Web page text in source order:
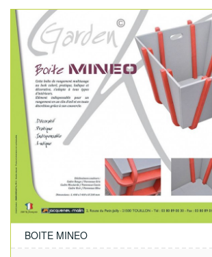
BOITE MINEO